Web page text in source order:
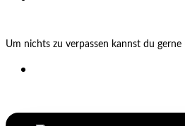
Um nichts zu verpassen kannst du